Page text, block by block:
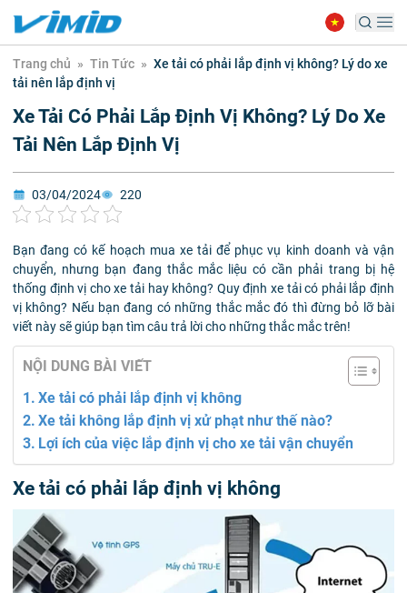
Trang chủ » Tin Tức » Xe tải có phải lắp định vị không? Lý do xe
tải nên lắp định vị
Xe Tải Có Phải Lắp Định Vị Không? Lý Do Xe
Tải Nên Lắp Định Vị
03/04/2024 220
Bạn đang có kế hoạch mua xe tải để phục vụ kinh doanh và vận
chuyển, nhưng bạn đang thắc mắc liệu có cần phải trang bị hệ
thống định vị cho xe tải hay không? Quy định xe tải có phải lắp định
vị không? Nếu bạn đang có những thắc mắc đó thì đừng bỏ lỡ bài
viết này sẽ giúp bạn tìm câu trả lời cho những thắc mắc trên!
NỘI DUNG BÀI VIẾT
Xe tải có phải lắp định vị không
Xe tải không lắp định vị xử phạt như thế nào?
Lợi ích của việc lắp định vị cho xe tải vận chuyển
Xe tải có phải lắp định vị không